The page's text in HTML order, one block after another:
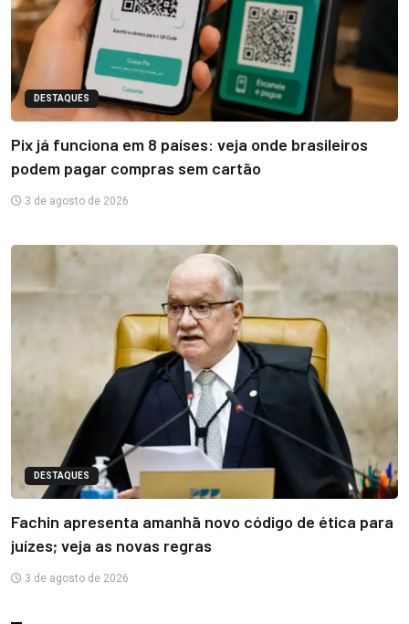
DESTAQUES
Pix já funciona em 8 países: veja onde brasileiros
podem pagar compras sem cartão
3 de agosto de 2026
DESTAQUES
Fachin apresenta amanhã novo código de ética para
juízes; veja as novas regras
3 de agosto de 2026